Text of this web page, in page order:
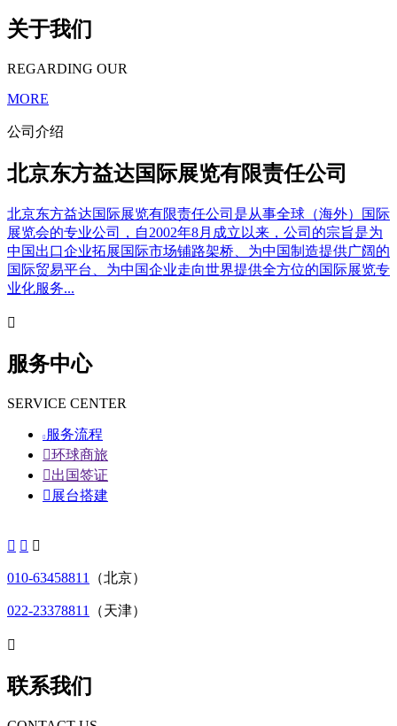
关于我们
REGARDING OUR
MORE
公司介绍
北京东方益达国际展览有限责任公司
北京东方益达国际展览有限责任公司是从事全球（海外）国际
展览会的专业公司，自2002年8月成立以来，公司的宗旨是为
中国出口企业拓展国际市场铺路架桥、为中国制造提供广阔的
国际贸易平台、为中国企业走向世界提供全方位的国际展览专
业化服务...

服务中心
SERVICE CENTER
 服务流程
环球商旅
出国签证
 展台搭建
  
010-63458811 （北京）
022-23378811 （天津）

联系我们